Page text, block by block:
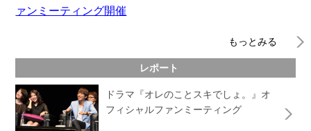
ァンミーティング開催
もっとみる
レポート
ドラマ『オレのことスキでしょ。』オ
フィシャルファンミーティング